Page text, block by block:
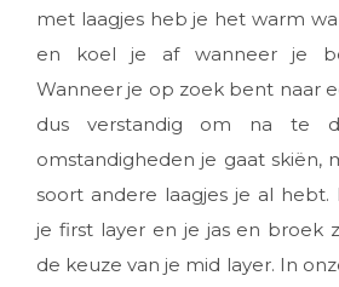
met laagjes heb je het warm
en koel je af wanneer je
Wanneer je op zoek bent naar
dus verstandig om na te
omstandigheden je gaat skiën,
soort andere laagjes je al hebt.
je first layer en je jas en broek
de keuze van je mid layer. In